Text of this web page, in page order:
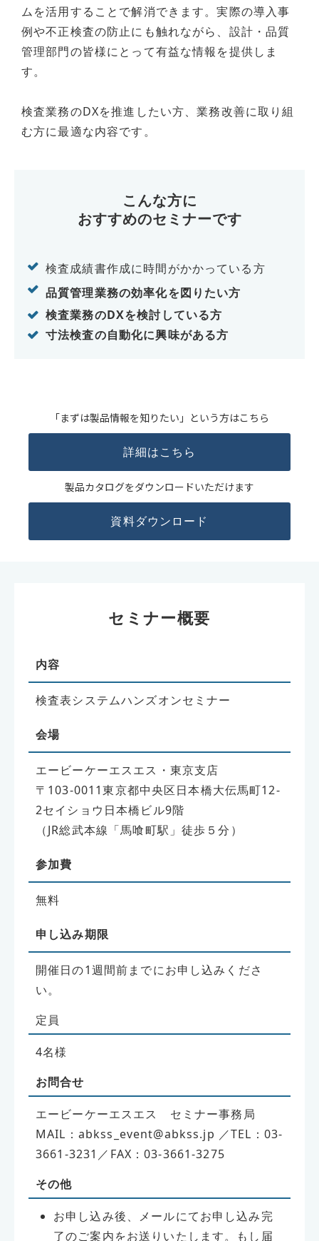
ムを活用することで解消できます。実際の導入事
例や不正検査の防止にも触れながら、設計・品質
管理部門の皆様にとって有益な情報を提供しま
す。
検査業務のDXを推進したい方、業務改善に取り組
む方に最適な内容です。
こんな方に
おすすめのセミナーです
検査成績書作成に時間がかかっている方
品質管理業務の効率化を図りたい方
検査業務のDXを検討している方
寸法検査の自動化に興味がある方
「まずは製品情報を知りたい」という方はこちら
詳細はこちら
製品カタログをダウンロードいただけます
資料ダウンロード
セミナー概要
内容
検査表システムハンズオンセミナー
会場
エービーケーエスエス・東京支店
〒103-0011東京都中央区日本橋大伝馬町12-
2セイショウ日本橋ビル9階
（JR総武本線「馬喰町駅」徒歩５分）
参加費
無料
申し込み期限
開催日の1週間前までにお申し込みくださ
い。
定員
4名様
お問合せ
エービーケーエスエス セミナー事務局
MAIL：abkss_event@abkss.jp ／TEL：03-
3661-3231／FAX：03-3661-3275
その他
お申し込み後、メールにてお申し込み完
了のご案内をお送りいたします。もし届